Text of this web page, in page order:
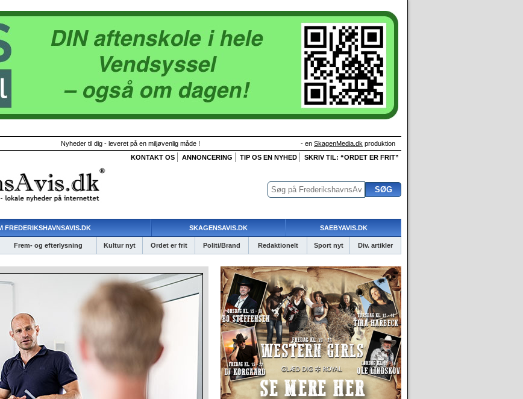
Nyheder til dig - leveret på en miljøvenlig måde ! - en SkagenMedia.dk produktion
KONTAKT OS
ANNONCERING TIP OS EN NYHED SKRIV TIL: “ORDET ER FRIT”
FREDERIKSHAVNSAVIS.DK SKAGENSAVIS.DK SAEBYAVIS.DK
Frem- og efterlysning Kultur nyt Ordet er frit Politi/Brand Redaktionelt Sport nyt Div. artikler